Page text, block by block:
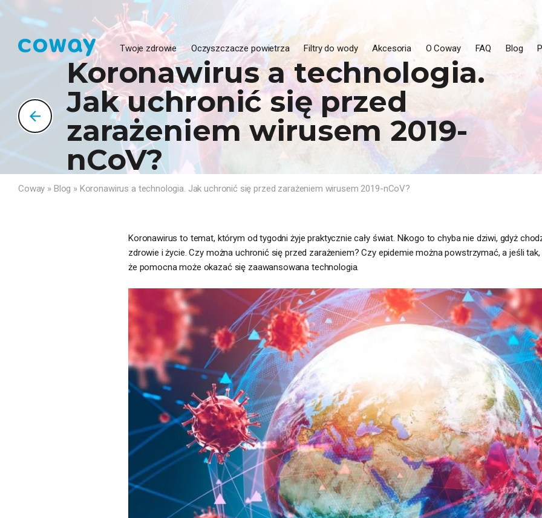
Twoje zdrowie Oczyszczacze powietrza Filtry do wody Akcesoria O Coway FAQ Blog
Koronawirus a technologia.
Jak uchronić się przed
zarażeniem wirusem 2019-
nCoV?
Coway » Blog » Koronawirus a technologia. Jak uchronić się przed zarażeniem wirusem 2019-nCoV?
Koronawirus to temat, którym od tygodni żyje praktycznie cały świat. Nikogo to chyba nie dziwi, gdyż
zdrowie i życie. Czy można uchronić się przed zarażeniem? Czy epidemie można powstrzymać, a jeśli
że pomocna może okazać się zaawansowana technologia.